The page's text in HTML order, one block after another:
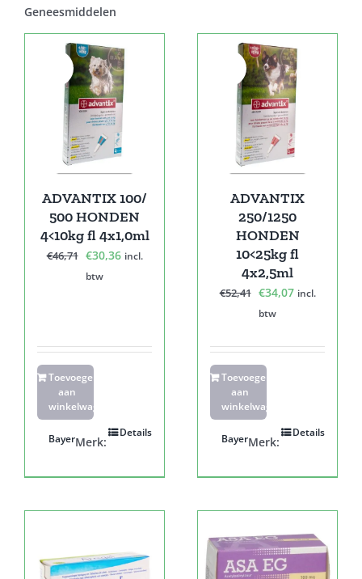
Geneesmiddelen
ADVANTIX 100/
500 HONDEN
4<10kg fl 4x1,0ml
€46,71 Oorspronkelijke
prijs
€30,36Huidige
incl.
btw
Toevoegen
aan
winkelwagen
Details
Merk:
Bayer
ADVANTIX
250/1250
HONDEN
10<25kg fl
4x2,5ml
€52,41 Oorspronkelijke
prijs
€52,41.
€34,07Huidige
€34,07.
incl.
btw
Toevoegen
aan
winkelwagen
Details
Merk:
Bayer